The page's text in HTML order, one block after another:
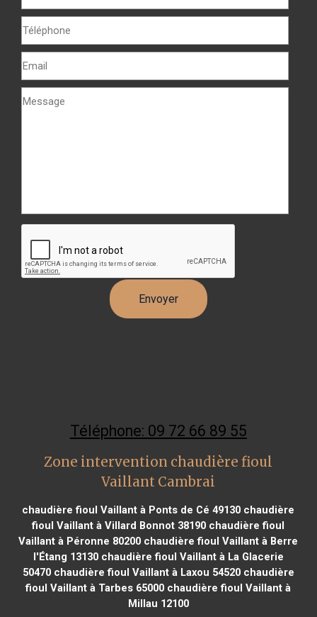
Téléphone: 09 72 66 89 55
Zone intervention chaudière fioul
Vaillant Cambrai
chaudière fioul Vaillant à Ponts de Cé 49130 chaudière
fioul Vaillant à Villard Bonnot 38190 chaudière fioul
Vaillant à Péronne 80200 chaudière fioul Vaillant à Berre
l'Étang 13130chaudière fioul Vaillant à La Glacerie
50470chaudière fioul Vaillant à Laxou 54520chaudière
fioul Vaillant à Tarbes 65000 chaudière fioul Vaillant à
Millau 12100